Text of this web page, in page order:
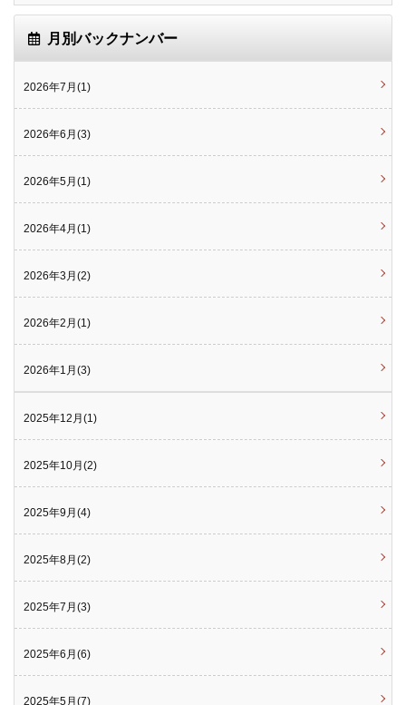
月別バックナンバー
2026年7月(1)
2026年6月(3)
2026年5月(1)
2026年4月(1)
2026年3月(2)
2026年2月(1)
2026年1月(3)
2025年12月(1)
2025年10月(2)
2025年9月(4)
2025年8月(2)
2025年7月(3)
2025年6月(6)
2025年5月(7)